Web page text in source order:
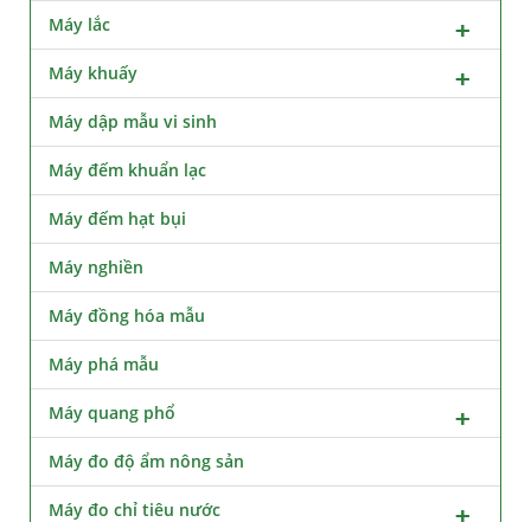
Máy lắc
Máy khuấy
Máy dập mẫu vi sinh
Máy đếm khuẩn lạc
Máy đếm hạt bụi
Máy nghiền
Máy đồng hóa mẫu
Máy phá mẫu
Máy quang phổ
Máy đo độ ẩm nông sản
Máy đo chỉ tiêu nước